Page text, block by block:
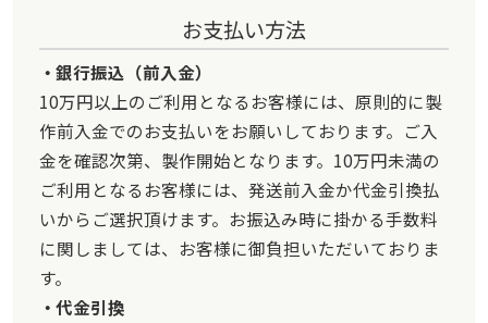
お支払い方法
銀行振込（前入金）
10万円以上のご利用となるお客様には、原則的に製
作前入金でのお支払いをお願いしております。ご入
金を確認次第、製作開始となります。10万円未満の
ご利用となるお客様には、発送前入金か代金引換払
いからご選択頂けます。お振込み時に掛かる手数料
に関しましては、お客様に御負担いただいておりま
す。
代金引換